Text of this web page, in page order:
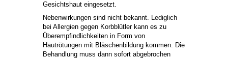
Gesichtshaut eingesetzt.
Nebenwirkungen sind nicht bekannt. Lediglich
bei Allergien gegen Korbblütler kann es zu
Überempfindlichkeiten in Form von
Hautrötungen mit Bläschenbildung kommen. Die
Behandlung muss dann sofort abgebrochen